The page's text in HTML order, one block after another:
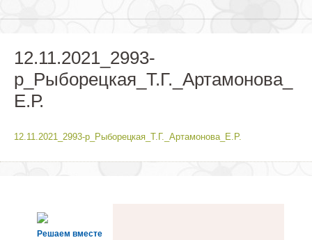
12.11.2021_2993-
р_Рыборецкая_Т.Г._Артамонова_
Е.Р.
12.11.2021_2993-р_Рыборецкая_Т.Г._Артамонова_Е.Р.
Решаем вместе